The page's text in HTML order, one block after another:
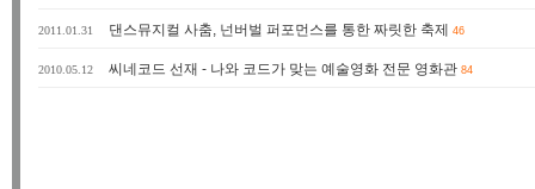
2011.01.31 댄스뮤지컬 사춤, 넌버벌 퍼포먼스를 통한 짜릿한 축제 46
2010.05.12 씨네코드 선재 - 나와 코드가 맞는 예술영화 전문 영화관 84